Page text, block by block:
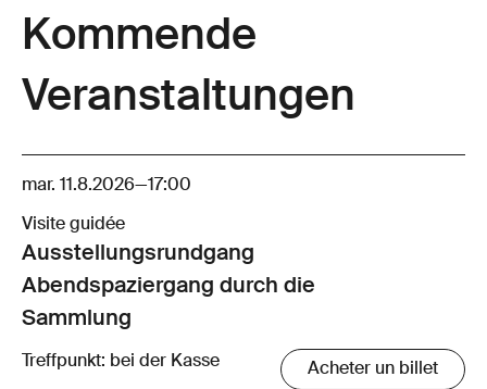
Kommende
Veranstaltungen
mar. 11.8.2026—17:00
Visite guidée
Ausstellungsrund­gang
Abendspaziergang durch die
Sammlung
Treffpunkt: bei der Kasse Acheter un billet